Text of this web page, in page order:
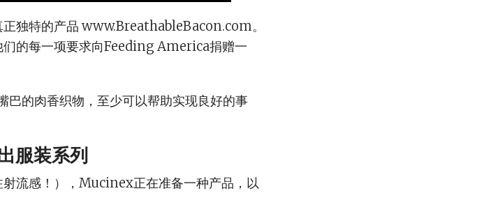
独特的产品 www.BreathableBacon.com。
的每一项要求向Feeding America捐赠一
巴的肉香织物，至少可以帮助实现良好的事
服装系列
流感！），Mucinex正在准备一种产品，以